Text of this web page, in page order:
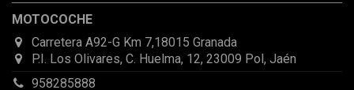
MOTOCOCHE
Carretera A92-G Km 7,18015 Granada
P.I. Los Olivares, C. Huelma, 12, 23009 Pol, Jaén
958285888